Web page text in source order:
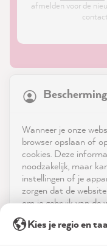
afmelden voor de
Service
Neem contact op
Wanneer je onze
browser opslaan of
cookies. Deze
noodzakelijk, maar
instellingen of je
zorgen dat de
om je gebruik van de
advertenties aan te
21,886
Verified
Kies je regio en